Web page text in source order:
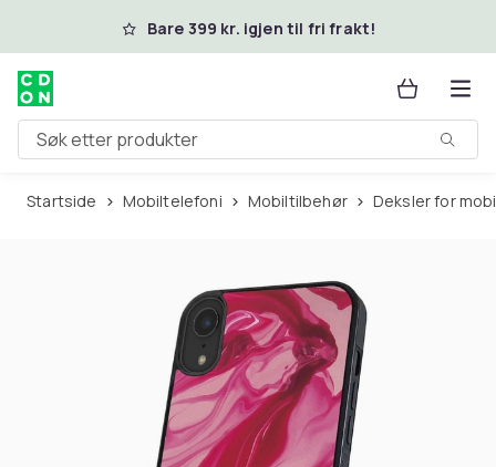
Hopp til hovedinnholdBare 399 kr. igjen til fri frakt!
Søk etter produkter
Startside Mobiltelefoni Mobiltilbehør Deksler for